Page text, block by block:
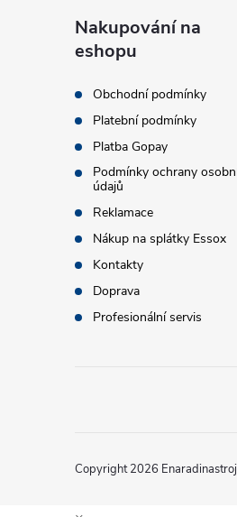
Nakupování na
eshopu
Obchodní podmínky
Platební podmínky
Platba Gopay
Podmínky ochrany
údajů
Reklamace
Nákup na splátky Essox
Kontakty
Doprava
Profesionální servis
Copyright 2026